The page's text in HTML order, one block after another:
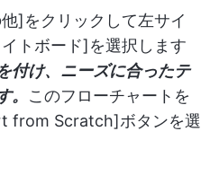
]をクリックして左サイ
トボード]を選択します
付け、ニーズに合ったテ
このフローチャートを
from Scratch]ボタンを選